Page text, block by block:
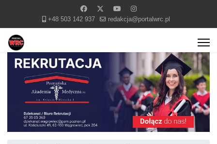
+48 503 142 937 redakcja@portalwrc.pl